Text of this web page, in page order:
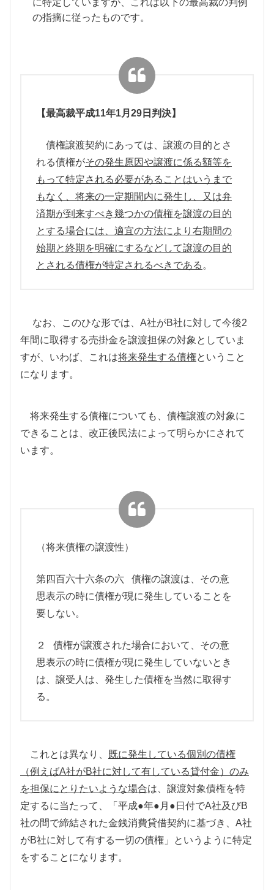
の指摘に従ったものです。
【最高裁平成11年1月29日判決】
債権譲渡契約にあっては、譲渡の目的とさ
れる債権がその発生原因や譲渡に係る額等を
もって特定される必要があることはいうまで
もなく、将来の一定期間内に発生し、又は弁
済期が到来すべき幾つかの債権を譲渡の目的
とする場合には、適宜の方法により右期間の
始期と終期を明確にするなどして譲渡の目的
とされる債権が特定されるべきである 。
なお、このひな形では、 A社がB社に対して今後2
年間に取得する売掛金を譲渡担保の対象としていま
すが、いわば、これは将来発生する債権ということ
になります。
将来発生する債権についても、債権譲渡の対象に
できることは、改正後民法によって明らかにされて
います。
（将来債権の譲渡性）
第四百六十六条の六 債権の譲渡は、その意
思表示の時に債権が現に発生していることを
要しない。
２ 債権が譲渡された場合において、その意
思表示の時に債権が現に発生していないとき
は、譲受人は、発生した債権を当然に取得す
る。
これとは異なり、
既に発生している個別の債権
（例えばA社がB社に対して有している貸付金）のみ
を担保にとりたいような場合は、譲渡対象債権を特
定するに当たって、「平成●年●月●日付でA社及びB
社の間で締結された金銭消費貸借契約に基づき、 A社
がB社に対して有する一切の債権」というように特定
をすることになります。